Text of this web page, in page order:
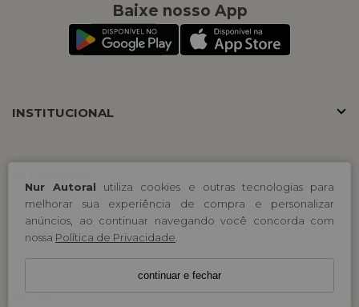
Nur Autoral utiliza cookies e outras tecnologias para
melhorar sua experiência de compra e personalizar
anúncios, ao continuar navegando você concorda com
nossa Política de Privacidade
continuar e fechar
Baixe nosso App
INSTITUCIONAL
CONTATO
SELOS